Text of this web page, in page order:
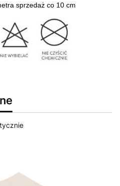
sprzedaż co 10 cm